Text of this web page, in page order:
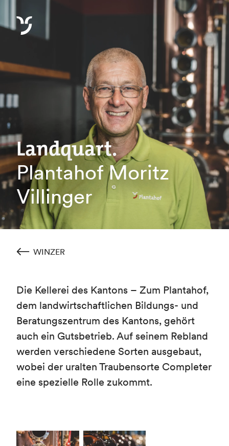
Landquart.
Plantahof Moritz
Villinger
WINZER
Die Kellerei des Kantons – Zum Plantahof,
dem landwirtschaftlichen Bildungs- und
Beratungszentrum des Kantons, gehört
auch ein Gutsbetrieb. Auf seinem Rebland
werden verschiedene Sorten ausgebaut,
wobei der uralten Traubensorte Completer
eine spezielle Rolle zukommt.